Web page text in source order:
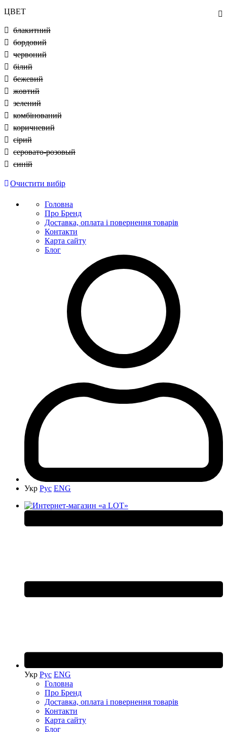
ЦВЕТ
блакитний
бордовий
червоний
білий
бежевий
жовтий
зелений
комбінований
коричневий
сірий
серовато-розовый
синій
Очистити вибір
Головна
Про Бренд
Доставка, оплата і повернення товарів
Контакти
Карта сайту
Блог
Укр Рус ENG
Укр Рус ENG
Головна
Про Бренд
Доставка, оплата і повернення товарів
Контакти
Карта сайту
Блог